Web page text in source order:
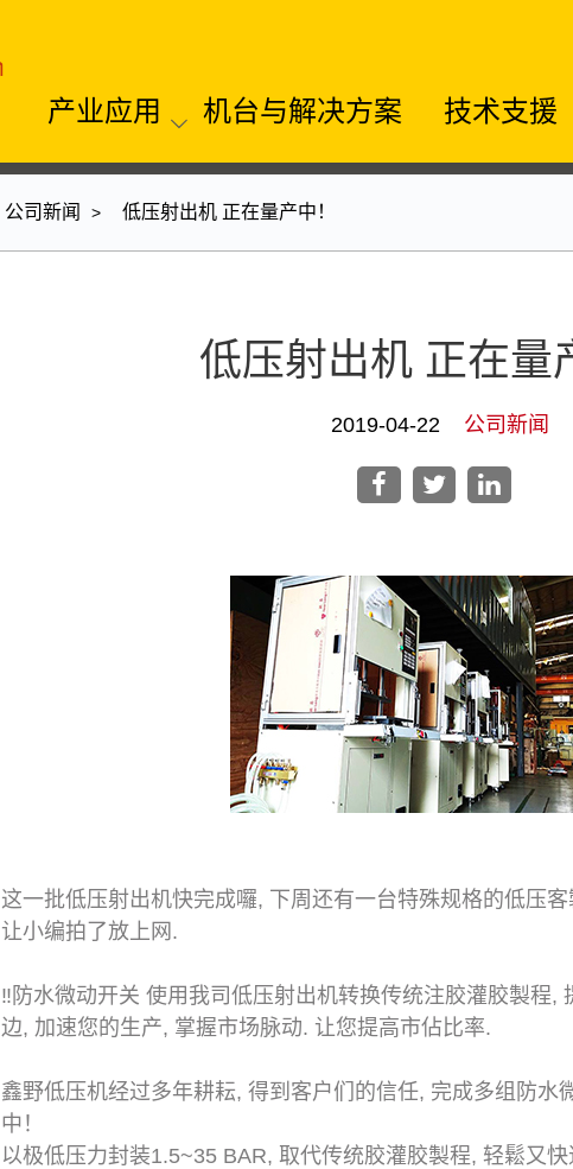
产业应用 机台与解决方案 技术支援
公司新闻 低压射出机 正在量产中！
低压射出机 正在量
2019-04-22 公司新闻
这一批低压射出机快完成囉, 下周还有一台特殊规格的低压
让小编拍了放上网.
‼️防水微动开关 使用我司低压射出机转换传统注胶灌胶製程,
边, 加速您的生产, 掌握市场脉动. 让您提高市佔比率.
鑫野低压机经过多年耕耘, 得到客户们的信任, 完成多组防水
中！
以极低压力封装1.5~35 BAR, 取代传统胶灌胶製程, 轻鬆又